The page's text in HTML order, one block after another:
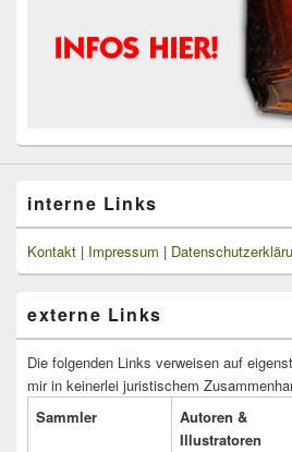
interne Links
Kontakt | Impressum |
externe Links
Die folgenden Links verweisen auf
mir in keinerlei juristischem
Sammler
Autoren &
Illustratoren